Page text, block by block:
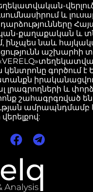
և
քաղաքական և
ինչպես նաև
աշխարհի
կենտրոնը գործում է
լրագրողների և
շահագրգռված
ամրապնդմամբ